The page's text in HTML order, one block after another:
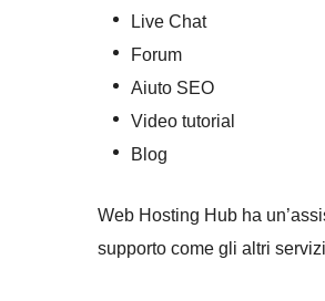
Live Chat
Forum
Aiuto SEO
Video tutorial
Blog
Web Hosting Hub ha
supporto come gli altri